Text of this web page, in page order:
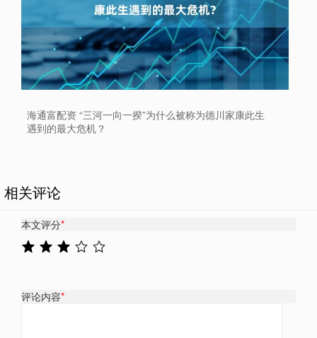
海通富配资 “三河一向一揆”为什么被称为德川家康此生
遇到的最大危机？
相关评论
本文评分*
评论内容*